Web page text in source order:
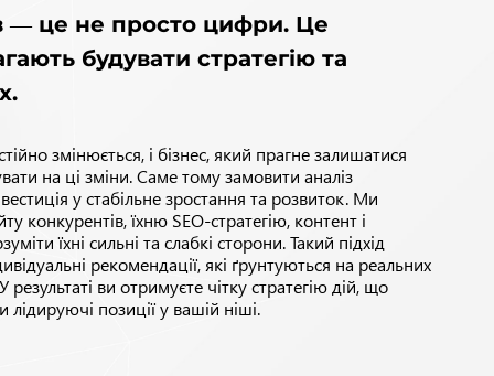
— це не просто цифри. Це
будувати стратегію та
змінюється, і бізнес, який прагне залишатися
на ці зміни. Саме тому замовити аналіз
у стабільне зростання та розвиток. Ми
конкурентів, їхню SEO-стратегію, контент і
їхні сильні та слабкі сторони. Такий підхід
рекомендації, які ґрунтуються на реальних
ви отримуєте чітку стратегію дій, що
позиції у вашій ніші.